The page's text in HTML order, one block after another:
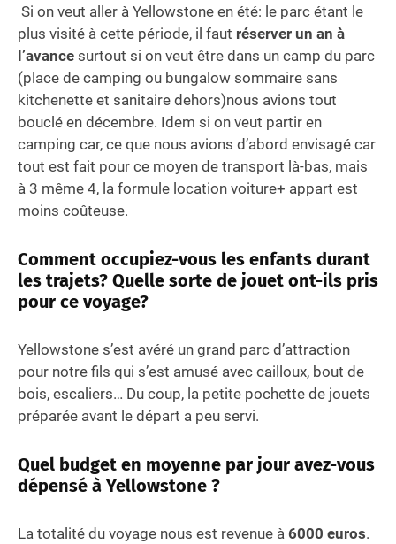
Si on veut aller à Yellowstone en été: le parc étant le
plus visité à cette période, il faut réserver un an à
l’avance surtout si on veut être dans un camp du parc
(place de camping ou bungalow sommaire sans
kitchenette et sanitaire dehors)nous avions tout
bouclé en décembre. Idem si on veut partir en
camping car, ce que nous avions d’abord envisagé car
tout est fait pour ce moyen de transport là-bas, mais
à 3 même 4, la formule location voiture+ appart est
moins coûteuse.
Comment occupiez-vous les enfants durant
les trajets? Quelle sorte de jouet ont-ils pris
pour ce voyage?
Yellowstone s’est avéré un grand parc d’attraction
pour notre fils qui s’est amusé avec cailloux, bout de
bois, escaliers… Du coup, la petite pochette de jouets
préparée avant le départ a peu servi.
Quel budget en moyenne par jour avez-vous
dépensé à Yellowstone ?
La totalité du voyage nous est revenue à 6000 euros.